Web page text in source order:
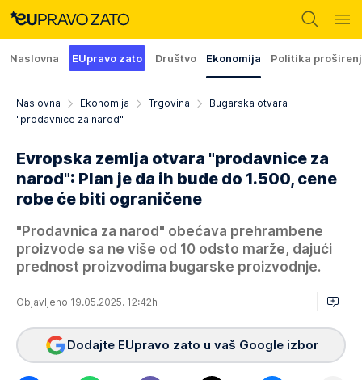
Naslovna EUpravo zato Društvo Ekonomija Politika
Naslovna Ekonomija Trgovina
Bugarska otvara
"prodavnice za narod"
Evropska zemlja otvara "prodavnice za
narod": Plan je da ih bude do 1.500, cene
robe će biti ograničene
"Prodavnica za narod" obećava prehrambene
proizvode sa ne više od 10 odsto marže, dajući
prednost proizvodima bugarske proizvodnje.
Objavljeno 19.05.2025. 12:42h
Dodajte EUpravo zato u vaš Google izbor